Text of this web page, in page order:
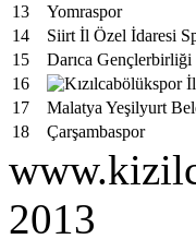
13
Yomraspor
14
Siirt İl Özel İdaresi
15
Darıca Gençlerbirliği
16
17
Malatya Yeşilyurt
18
Çarşambaspor
2013